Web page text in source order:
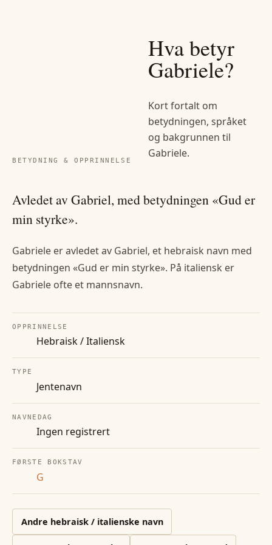
BETYDNING & OPPRINNELSE
Hva betyr
Gabriele?
Kort fortalt om
betydningen, språket
og bakgrunnen til
Gabriele.
Avledet av Gabriel, med betydningen «Gud er
min styrke».
Gabriele er avledet av Gabriel, et hebraisk navn med
betydningen «Gud er min styrke». På italiensk er
Gabriele ofte et mannsnavn.
OPPRINNELSE
Hebraisk / Italiensk
TYPE
Jentenavn
NAVNEDAG
Ingen registrert
FØRSTE BOKSTAV
G
Andre hebraisk / italienske navn